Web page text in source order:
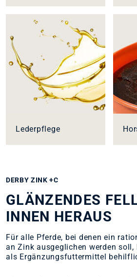
Lederpflege
DERBY ZINK +C
GLÄNZENDES
INNEN HERAUS
Für alle Pferde, bei denen ein
an Zink ausgeglichen werden soll,
als Ergänzungsfuttermittel